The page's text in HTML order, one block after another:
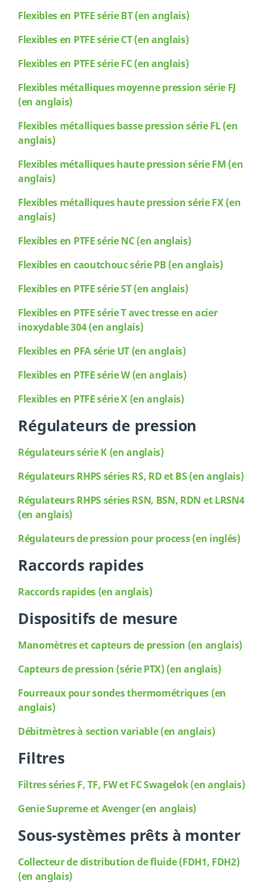
Flexiblesen PTFE série BT (en anglais)
Flexiblesen PTFE série CT (en anglais)
Flexiblesen PTFE série FC (en anglais)
Flexibles métalliques moyenne pression série FJ
(en anglais)
Flexibles métalliques basse pression série FL (en
anglais)
Flexibles métalliques haute pression série FM (en
anglais)
Flexibles métalliques haute pression série FX (en
anglais)
Flexiblesen PTFE série NC (en anglais)
Flexiblesen caoutchouc série PB (en anglais)
Flexibles en PTFE série ST (en anglais)
Flexiblesen PTFE série T avec tresse en acier
inoxydable 304 (en anglais)
Flexiblesen PFA série UT (en anglais)
Flexiblesen PTFE série W (en anglais)
Flexiblesen PTFE série X (en anglais)
Régulateurs de pression
Régulateurs série K (en anglais)
Régulateurs RHPS séries RS, RD et BS (en anglais)
Régulateurs RHPS séries RSN, BSN, RDN et LRSN4
(en anglais)
Régulateurs de pression pour process (en inglés)
Raccords rapides
Raccords rapides (en anglais)
Dispositifs de mesure
Manomètres et capteurs de pression (en anglais)
Capteurs de pression (série PTX) (en anglais)
Fourreaux pour sondes thermométriques (en
anglais)
Débitmètres à section variable (en anglais)
Filtres
Filtres séries F, TF, FW et FC Swagelok (en anglais)
Genie Supreme et Avenger (en anglais)
Sous-systèmes prêts à monter
Collecteur de distribution de fluide (FDH1, FDH2)
(en anglais)